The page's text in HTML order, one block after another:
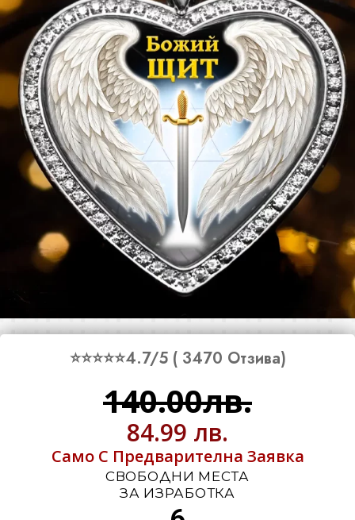
⭐⭐⭐⭐⭐4.7/5 ( 3470 Отзива)
140.00лв.
84.99 лв.
Само С Предварителна Заявка
СВОБОДНИ МЕСТА
ЗА ИЗРАБОТКА